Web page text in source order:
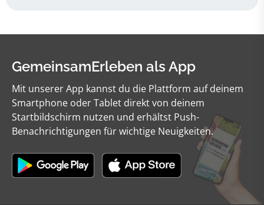
GemeinsamErleben als App
Mit unserer App kannst du die Plattform auf deinem
Smartphone oder Tablet direkt von deinem
Startbildschirm nutzen und erhältst Push-
Benachrichtigungen für wichtige Neuigkeiten.